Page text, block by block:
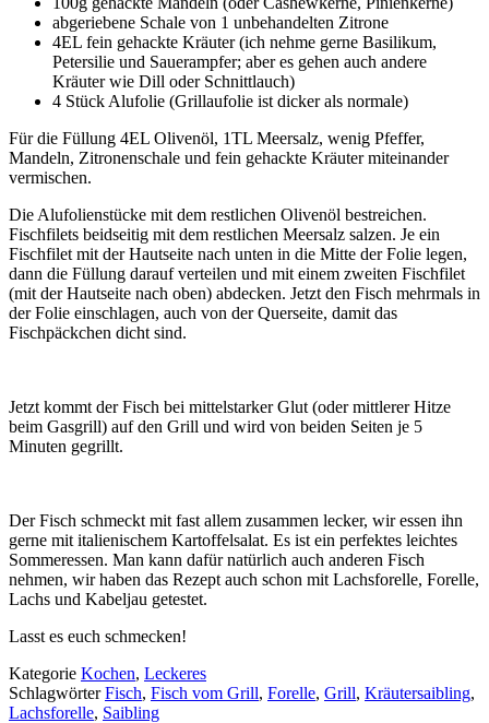
abgeriebene Schale von 1 unbehandelten Zitrone
4EL fein gehackte Kräuter (ich nehme gerne Basilikum,
Petersilie und Sauerampfer; aber es gehen auch andere
Kräuter wie Dill oder Schnittlauch)
4 Stück Alufolie (Grillaufolie ist dicker als normale)
Für die Füllung 4EL Olivenöl, 1TL Meersalz, wenig Pfeffer,
Mandeln, Zitronenschale und fein gehackte Kräuter miteinander
vermischen.
Die Alufolienstücke mit dem restlichen Olivenöl bestreichen.
Fischfilets beidseitig mit dem restlichen Meersalz salzen. Je ein
Fischfilet mit der Hautseite nach unten in die Mitte der Folie legen,
dann die Füllung darauf verteilen und mit einem zweiten Fischfilet
(mit der Hautseite nach oben) abdecken. Jetzt den Fisch mehrmals in
der Folie einschlagen, auch von der Querseite, damit das
Fischpäckchen dicht sind.
Jetzt kommt der Fisch bei mittelstarker Glut (oder mittlerer Hitze
beim Gasgrill) auf den Grill und wird von beiden Seiten je 5
Minuten gegrillt.
Der Fisch schmeckt mit fast allem zusammen lecker, wir essen ihn
gerne mit italienischem Kartoffelsalat. Es ist ein perfektes leichtes
Sommeressen. Man kann dafür natürlich auch anderen Fisch
nehmen, wir haben das Rezept auch schon mit Lachsforelle, Forelle,
Lachs und Kabeljau getestet.
Lasst es euch schmecken!
Kategorie Kochen, Leckeres
SchlagwörterFisch, Fisch vom Grill, Forelle, Grill, Kräutersaibling,
Lachsforelle, Saibling